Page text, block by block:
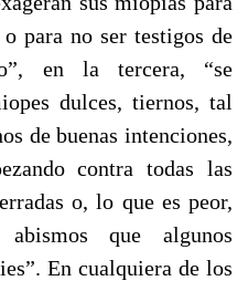
para no ser testigos de
en la tercera, “se
dulces, tiernos, tal
de buenas intenciones,
contra todas las
o, lo que es peor,
que algunos
En cualquiera de los